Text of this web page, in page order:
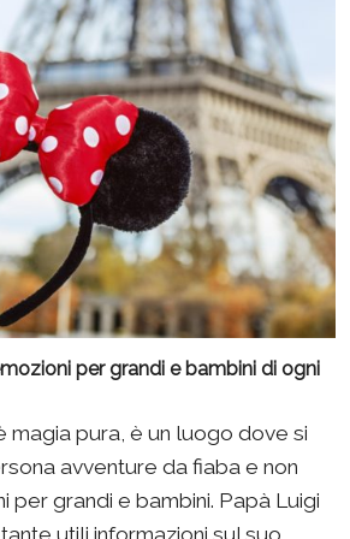
per grandi e bambini di ogni
magia pura, è un luogo dove si
avventure da fiaba e non
per grandi e bambini. Papà Luigi
utili informazioni sul suo